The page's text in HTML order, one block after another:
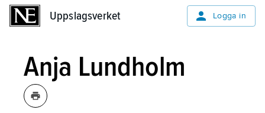
Uppslagsverket Logga in
Anja Lundholm